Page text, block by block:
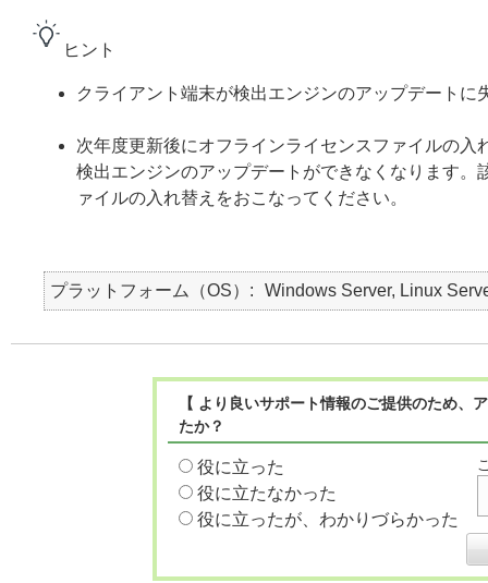
ヒント
クライアント端末が検出エンジンのアップデートに
次年度更新後にオフラインライセンスファイルの
検出エンジンのアップデートができなくなります。
ァイルの入れ替えをおこなってください。
プラットフォーム（OS） Windows Server, Linux
【 より良いサポート情報のご提供のため
たか？
役に立った
役に立たなかった
役に立ったが、わかりづらかった